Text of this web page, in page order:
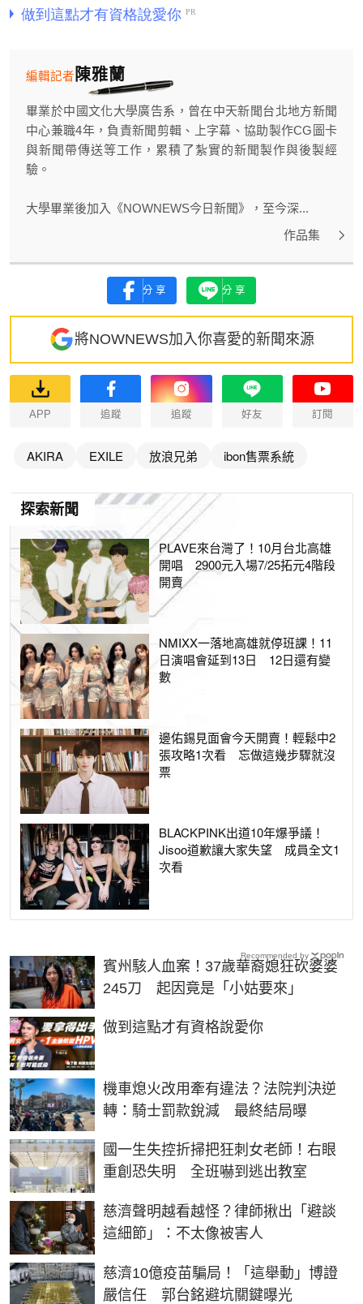
陳雅蘭
編輯記者
畢業於中國文化大學廣告系，曾在中天新聞台北地方新聞
中心兼職4年，負責新聞剪輯、上字幕、協助製作CG圖卡
與新聞帶傳送等工作，累積了紮實的新聞製作與後製經
驗。
大學畢業後加入《NOWNEWS今日新聞》，至今深...
作品集
分享 分享
將NOWNEWS加入你喜愛的新聞來源
APP 追蹤 追蹤 好友 訂閱
AKIRA EXILE 放浪兄弟 ibon售票系統
探索新聞
PLAVE來台灣了！10月台北高雄
開唱 2900元入場7/25拓元4階段
開賣
NMIXX一落地高雄就停班課！11
日演唱會延到13日 12日還有變
數
邊佑錫見面會今天開賣！輕鬆中2
張攻略1次看 忘做這幾步驟就沒
票
BLACKPINK出道10年爆爭議！
Jisoo道歉讓大家失望 成員全文1
次看
賓州駭人血案！37歲華裔媳狂砍婆婆
245刀 起因竟是「小姑要來」
做到這點才有資格說愛你
PR
機車熄火改用牽有違法？法院判決逆
轉：騎士罰款銳減 最終結局曝
國一生失控折掃把狂刺女老師！右眼
重創恐失明 全班嚇到逃出教室
慈濟聲明越看越怪？律師揪出「避談
這細節」：不太像被害人
慈濟10億疫苗騙局！「這舉動」博證
嚴信任 郭台銘避坑關鍵曝光
Recommended by